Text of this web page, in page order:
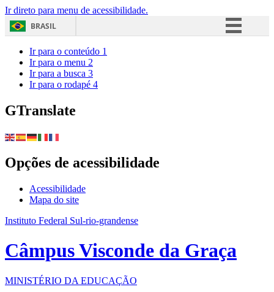
Ir direto para menu de acessibilidade.
BRASIL
Ir para o conteúdo 1
Ir para o menu 2
Ir para a busca 3
Ir para o rodapé 4
GTranslate
Opções de acessibilidade
Acessibilidade
Mapa do site
Instituto Federal Sul-rio-grandense
Câmpus Visconde da Graça
MINISTÉRIO DA EDUCAÇÃO